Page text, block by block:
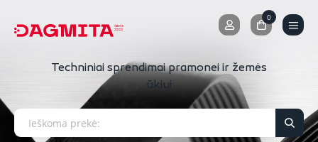
0
0
Techniniai sprendimai pramonei ir žemės
ūkiui